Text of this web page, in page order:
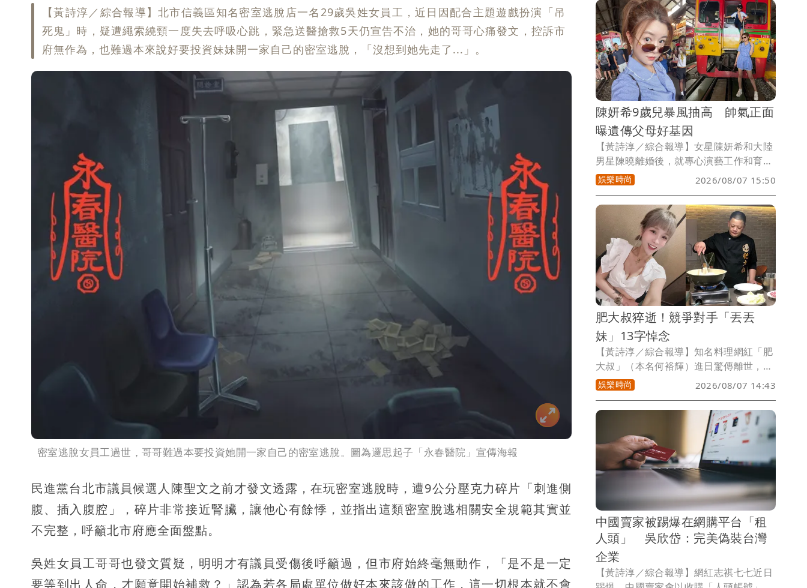
【黃詩淳／綜合報導】北市信義區知名密室逃脫店一名29歲吳姓女員工，近日因配合主題遊戲扮演「吊
死鬼」時，疑遭繩索繞頸一度失去呼吸心跳，緊急送醫搶救5天仍宣告不治，她的哥哥心痛發文，控訴市
府無作為，也難過本來說好要投資妹妹開一家自己的密室逃脫，「沒想到她先走了...」。
密室逃脫女員工過世，哥哥難過本要投資她開一家自己的密室逃脫。圖為邏思起子「永春醫院」宣傳海報
民進黨台北市議員候選人陳聖文之前才發文透露，在玩密室逃脫時，遭9公分壓克力碎片「刺進側
腹、插入腹腔」，碎片非常接近腎臟，讓他心有餘悸，並指出這類密室脫逃相關安全規範其實並
不完整，呼籲北市府應全面盤點。
吳姓女員工哥哥也發文質疑，明明才有議員受傷後呼籲過，但市府始終毫無動作，「是不是一定
要等到出人命，才願意開始補救？」認為若各局處單位做好本來該做的工作，這一切根本就不會
陳妍希9歲兒暴風抽高 帥氣正面
曝遺傳父母好基因
【黃詩淳／綜合報導】女星陳妍希和大陸
男星陳曉離婚後，就專心演藝工作和育
兒，近日她分享和9歲兒子小星星（陳睦
辰）到泰國旅遊的照片，已長高不少的
他，遺傳父母好基因，讓人驚嘆不已。
娛樂時尚 2026/08/07 15:50
肥大叔猝逝！競爭對手「丟丟
妹」13字悼念
【黃詩淳／綜合報導】知名料理網紅「肥
大叔」（本名何裕輝）進日驚傳離世，享
年46歲，曾被視為直播市場競爭對手的丟
丟妹，也發聲悼念，短短幾句話表達不捨
與祝福 。
娛樂時尚 2026/08/07 14:43
中國賣家被踢爆在網購平台「租
人頭」 吳欣岱：完美偽裝台灣
企業
【黃詩淳／綜合報導】網紅志祺七七近日